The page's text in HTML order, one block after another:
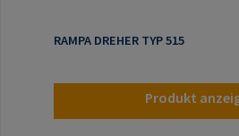
RAMPA DREHER TYP 515
Produkt